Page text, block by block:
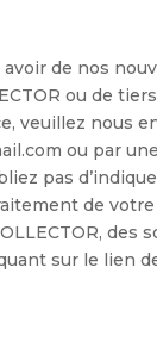
de nos
ou de
nous
ou par
pas
de
des
sur le